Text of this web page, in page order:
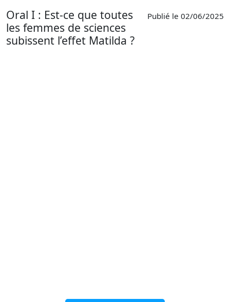
Oral I : Est-ce que toutes
les femmes de sciences
subissent l’effet Matilda ?
Publié le 02/06/2025